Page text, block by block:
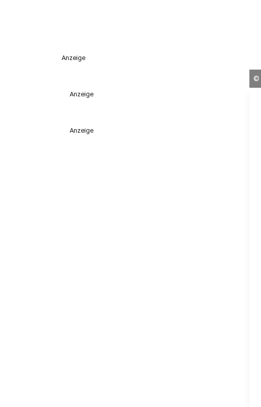
Anzeige
Anzeige
Anzeige
©